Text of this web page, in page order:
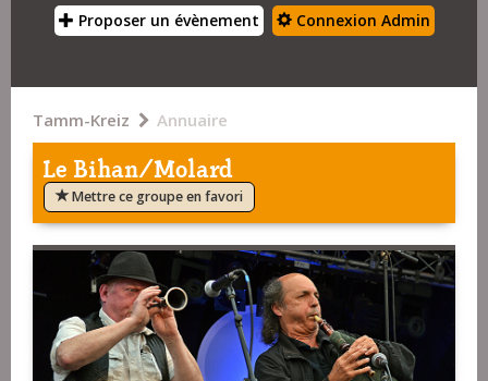
Proposer un évènement Connexion Admin
Tamm-Kreiz Annuaire
Le Bihan/Molard
Mettre ce groupe en favori